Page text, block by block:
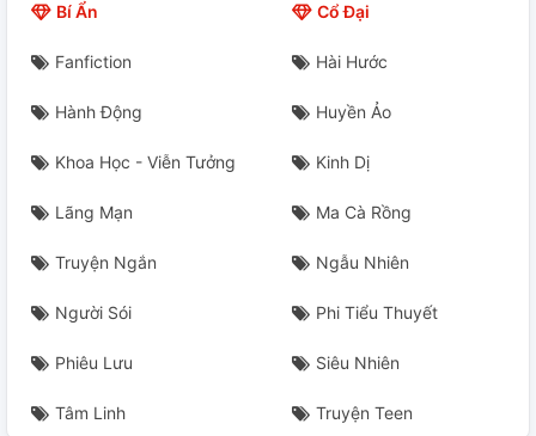
Bí Ẩn Cổ Đại
Fanfiction Hài Hước
Hành Động Huyền Ảo
Khoa Học - Viễn Tưởng Kinh Dị
Lãng Mạn Ma Cà Rồng
Truyện Ngắn Ngẫu Nhiên
Người Sói Phi Tiểu Thuyết
Phiêu Lưu Siêu Nhiên
Tâm Linh Truyện Teen